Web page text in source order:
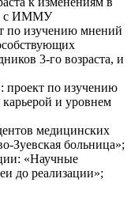
с ИММУ
по изучению мнений
3-го возраста, и
проект по изучению
и уровнем
медицинских
Зуевская больница»;
«Научные
до реализации»;